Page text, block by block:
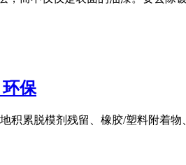
保
积累脱模剂残留、橡胶/塑料附着